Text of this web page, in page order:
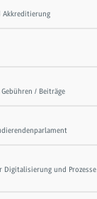
Akkreditierung
/ Beiträge
Digitalisierung und Prozesse